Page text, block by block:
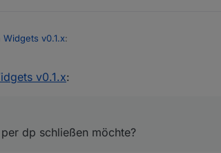
v0.1.x:
v0.1.x:
dp schließen möchte?